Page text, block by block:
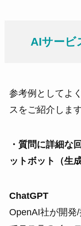
AIサービ
参考例としてよ
スをご紹介します
・質問に詳細な
ットボット（生
ChatGPT
OpenAI社が開発